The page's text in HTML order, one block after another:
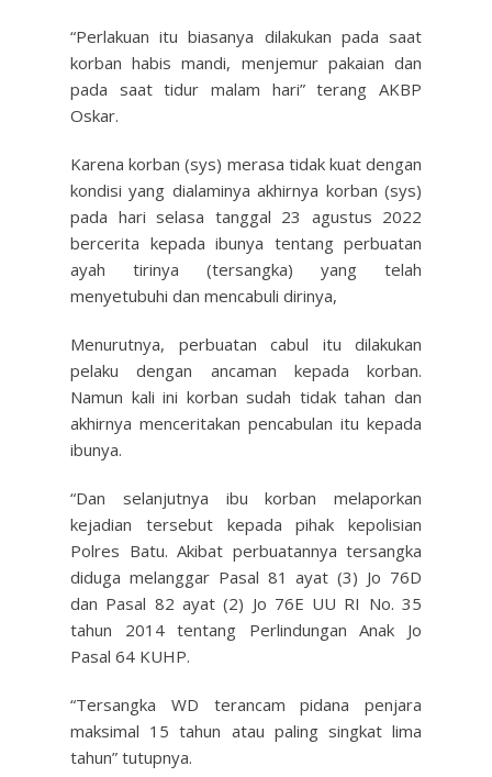
“Perlakuan itu biasanya dilakukan pada saat
korban habis mandi, menjemur pakaian dan
pada saat tidur malam hari” terang AKBP
Oskar.
Karena korban (sys) merasa tidak kuat dengan
kondisi yang dialaminya akhirnya korban (sys)
pada hari selasa tanggal 23 agustus 2022
bercerita kepada ibunya tentang perbuatan
ayah tirinya (tersangka) yang telah
menyetubuhi dan mencabuli dirinya,
Menurutnya, perbuatan cabul itu dilakukan
pelaku dengan ancaman kepada korban.
Namun kali ini korban sudah tidak tahan dan
akhirnya menceritakan pencabulan itu kepada
ibunya.
“Dan selanjutnya ibu korban melaporkan
kejadian tersebut kepada pihak kepolisian
Polres Batu. Akibat perbuatannya tersangka
diduga melanggar Pasal 81 ayat (3) Jo 76D
dan Pasal 82 ayat (2) Jo 76E UU RI No. 35
tahun 2014 tentang Perlindungan Anak Jo
Pasal 64 KUHP.
“Tersangka WD terancam pidana penjara
maksimal 15 tahun atau paling singkat lima
tahun” tutupnya.